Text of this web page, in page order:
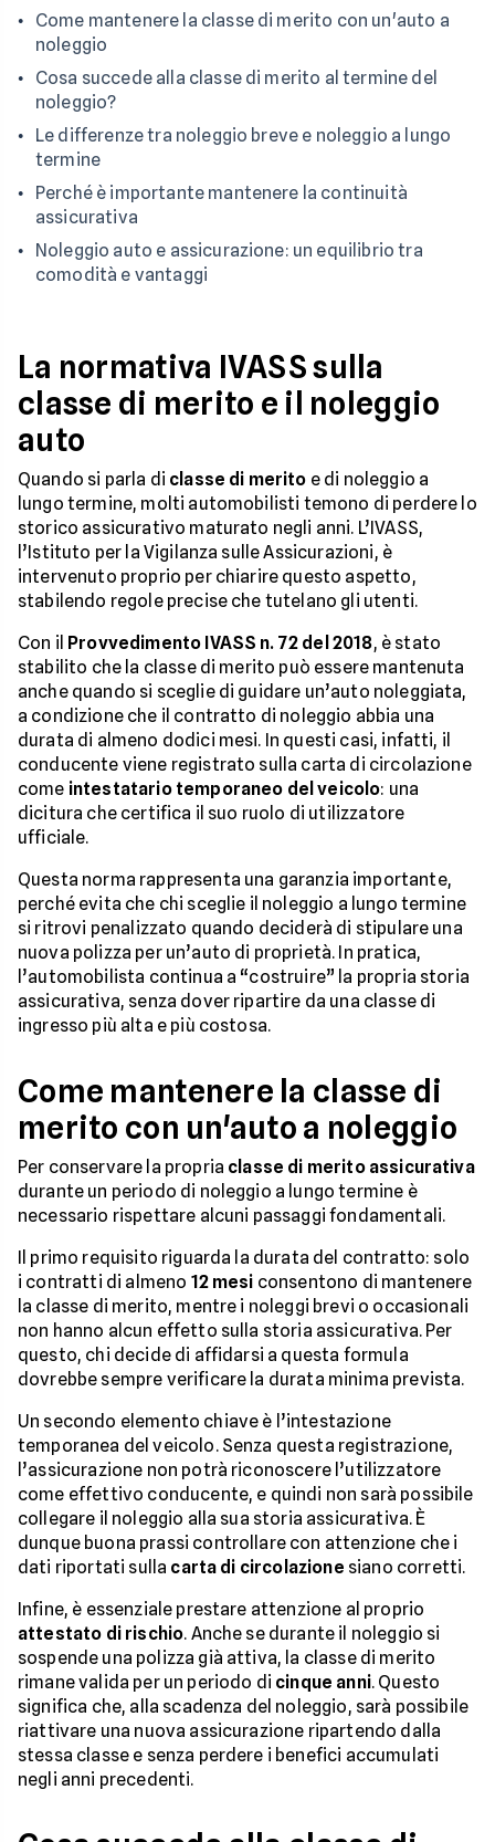
Come mantenere la classe di merito con un'auto a
noleggio
Cosa succede alla classe di merito al termine del
noleggio?
Le differenze tra noleggio breve e noleggio a lungo
termine
Perché è importante mantenere la continuità
assicurativa
Noleggio auto e assicurazione: un equilibrio tra
comodità e vantaggi
La normativa IVASS sulla
classe di merito e il noleggio
auto
Quando si parla di classe di merito e di noleggio a
lungo termine, molti automobilisti temono di perdere lo
storico assicurativo maturato negli anni. L’IVASS,
l’Istituto per la Vigilanza sulle Assicurazioni, è
intervenuto proprio per chiarire questo aspetto,
stabilendo regole precise che tutelano gli utenti.
Con il Provvedimento IVASS n. 72 del 2018, è stato
stabilito che la classe di merito può essere mantenuta
anche quando si sceglie di guidare un’auto noleggiata,
a condizione che il contratto di noleggio abbia una
durata di almeno dodici mesi. In questi casi, infatti, il
conducente viene registrato sulla carta di circolazione
come intestatario temporaneo del veicolo: una
dicitura che certifica il suo ruolo di utilizzatore
ufficiale.
Questa norma rappresenta una garanzia importante,
perché evita che chi sceglie il noleggio a lungo termine
si ritrovi penalizzato quando deciderà di stipulare una
nuova polizza per un’auto di proprietà. In pratica,
l’automobilista continua a “costruire” la propria storia
assicurativa, senza dover ripartire da una classe di
ingresso più alta e più costosa.
Come mantenere la classe di
merito con un'auto a noleggio
Per conservare la propria classe di merito assicurativa
durante un periodo di noleggio a lungo termine è
necessario rispettare alcuni passaggi fondamentali.
Il primo requisito riguarda la durata del contratto: solo
i contratti di almeno 12 mesi consentono di mantenere
la classe di merito, mentre i noleggi brevi o occasionali
non hanno alcun effetto sulla storia assicurativa. Per
questo, chi decide di affidarsi a questa formula
dovrebbe sempre verificare la durata minima prevista.
Un secondo elemento chiave è l’intestazione
temporanea del veicolo. Senza questa registrazione,
l’assicurazione non potrà riconoscere l’utilizzatore
come effettivo conducente, e quindi non sarà possibile
collegare il noleggio alla sua storia assicurativa. È
dunque buona prassi controllare con attenzione che i
dati riportati sulla carta di circolazione siano corretti.
Infine, è essenziale prestare attenzione al proprio
attestato di rischio. Anche se durante il noleggio si
sospende una polizza già attiva, la classe di merito
rimane valida per un periodo di cinque anni. Questo
significa che, alla scadenza del noleggio, sarà possibile
riattivare una nuova assicurazione ripartendo dalla
stessa classe e senza perdere i benefici accumulati
negli anni precedenti.